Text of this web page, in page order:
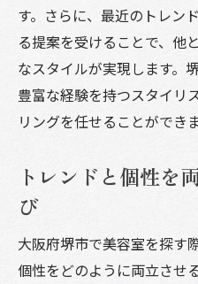
す。さらに、最近のトレン
る提案を受けることで、他
なスタイルが実現します。
豊富な経験を持つスタイリ
リングを任せることができま
トレンドと個性を
び
大阪府堺市で美容室を探す
個性をどのように両立させ